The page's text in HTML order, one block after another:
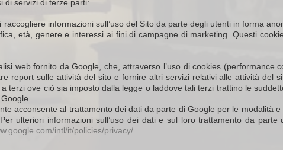
di servizi di terze parti:
informazioni sull’uso del Sito da parte degli utenti in forma
età, genere e interessi ai fini di campagne di marketing. Questi
web fornito da Google, che, attraverso l’uso di cookies
report sulle attività del sito e fornire altri servizi relativi alle attività del
terzi ove ciò sia imposto dalla legge o laddove tali terzi trattino le
acconsente al trattamento dei dati da parte di Google per le modalità
ulteriori informazioni sull’uso dei dati e sul loro trattamento da
intl/it/policies/privacy/